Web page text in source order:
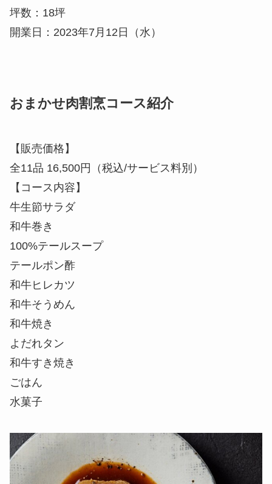
坪数：18坪
開業日：2023年7月12日（水）
おまかせ肉割烹コース紹介
【販売価格】
全11品 16,500円（税込/サービス料別）
【コース内容】
牛生節サラダ
和牛巻き
100%テールスープ
テールポン酢
和牛ヒレカツ
和牛そうめん
和牛焼き
よだれタン
和牛すき焼き
ごはん
水菓子